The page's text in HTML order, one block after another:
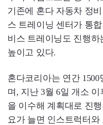
기존에 혼다 자동차 정
스 트레이닝 센터가 통
비스 트레이닝도 진행
높이고 있다.
혼다코리아는 연간
며, 지난 3월 6일 개소
을 이수해 계획대로 진
요가 늘면 인스트럭터